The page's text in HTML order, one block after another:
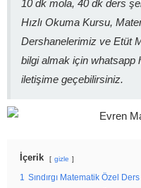
10 dk mola, 40 dk ders
Hızlı Okuma Kursu,
Dershanelerimiz ve Etüt
bilgi almak için whatsapp
iletişime geçebilirsiniz.
İçerik gizle
1
Sındırgı Matematik Özel Ders